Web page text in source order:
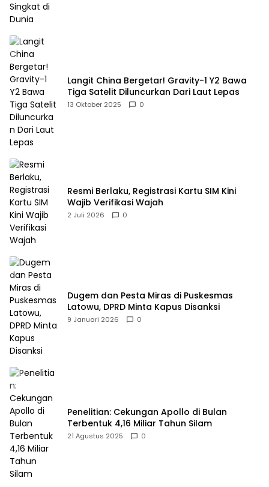
Langit China Bergetar! Gravity-1 Y2 Bawa
Tiga Satelit Diluncurkan Dari Laut Lepas
13 Oktober 2025 0
Resmi Berlaku, Registrasi Kartu SIM Kini
Wajib Verifikasi Wajah
2 Juli 2026 0
Dugem dan Pesta Miras di Puskesmas
Latowu, DPRD Minta Kapus Disanksi
9 Januari 2026 0
Penelitian: Cekungan Apollo di Bulan
Terbentuk 4,16 Miliar Tahun Silam
21 Agustus 2025 0